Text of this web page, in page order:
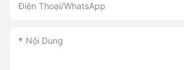
Điện Thoại/whatsApp
Nội Dung